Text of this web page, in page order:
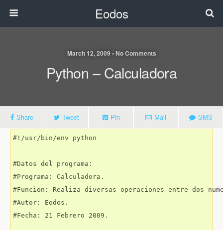
Eodos
March 12, 2009 • No Comments
Python – Calculadora
Share Tweet Pin Mail SMS
#!/usr/bin/env python
#Datos del programa:
#Programa: Calculadora.
#Funcion: Realiza diversas operaciones entre dos
#Autor: Eodos.
#Fecha: 21 Febrero 2009.